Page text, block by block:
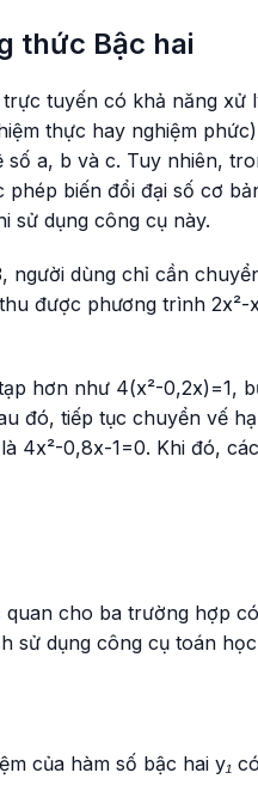
thức Bậc hai
tuyến có khả năng xử
thực hay nghiệm
số a, b và c. Tuy nhiên,
biến đổi đại số cơ
sử dụng công cụ này.
, người dùng chỉ cần
được phương trình 2x²-
hơn như 4(x²-0,2x)=1,
đó, tiếp tục chuyển vế
4x²-0,8x-1=0. Khi đó,
cho ba trường hợp
sử dụng công cụ toán
của hàm số bậc hai y₁